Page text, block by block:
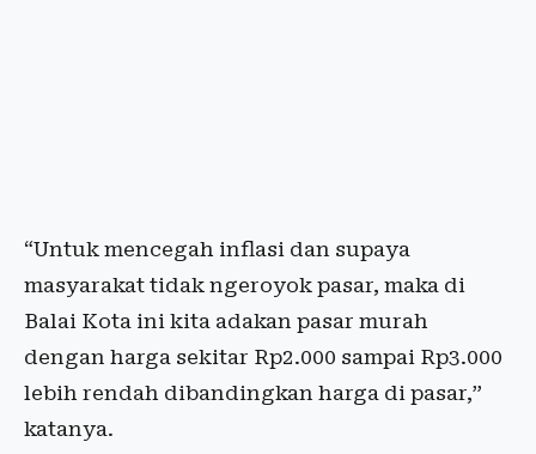
“Untuk mencegah inflasi dan supaya
masyarakat tidak ngeroyok pasar, maka di
Balai Kota ini kita adakan pasar murah
dengan harga sekitar Rp2.000 sampai Rp3.000
lebih rendah dibandingkan harga di pasar,”
katanya.